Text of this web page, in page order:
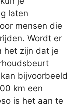
laten
mensen die
Wordt er
het zijn dat je
bijvoorbeeld
km een
is het aan te